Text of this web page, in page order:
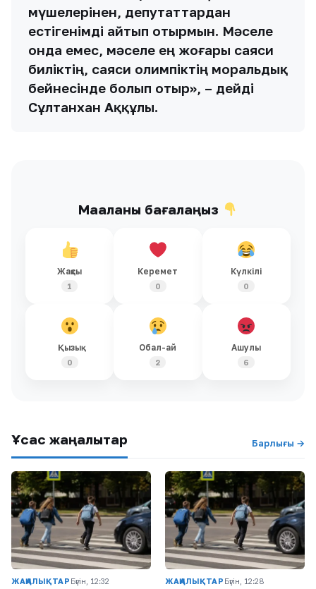
мүшелерінен, депутаттардан
естігенімді айтып отырмын. Мәселе
онда емес, мәселе ең жоғары саяси
биліктің, саяси олимпіктің моральдық
бейнесінде болып отыр», – дейді
Сұлтанхан Аққұлы.
Мақаланы бағалаңыз
Жақсы
1
Керемет
0
Күлкілі
0
Қызық
0
Обал-ай
2
Ашулы
6
Ұқсас жаңалықтар Барлығы →
ЖАҢАЛЫҚТАР Бүгін, 12:32 ЖАҢАЛЫҚТАР Бүгін, 12:28